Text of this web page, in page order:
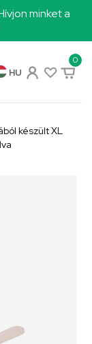
minket a
0
HU
készült XL